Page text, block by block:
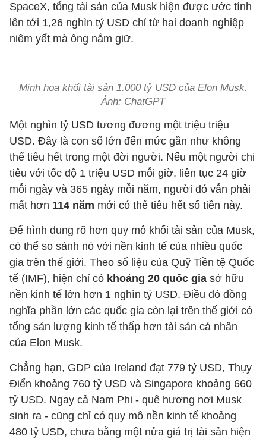
SpaceX, tổng tài sản của Musk hiện được ước tính
lên tới 1,26 nghìn tỷ USD chỉ từ hai doanh nghiệp
niêm yết mà ông nắm giữ.
Minh họa khối tài sản 1.000 tỷ USD của Elon Musk.
Ảnh: ChatGPT
Một nghìn tỷ USD tương đương một triệu triệu
USD. Đây là con số lớn đến mức gần như không
thể tiêu hết trong một đời người. Nếu một người chi
tiêu với tốc độ 1 triệu USD mỗi giờ, liên tục 24 giờ
mỗi ngày và 365 ngày mỗi năm, người đó vẫn phải
mất hơn 114 năm mới có thể tiêu hết số tiền này.
Để hình dung rõ hơn quy mô khối tài sản của Musk,
có thể so sánh nó với nền kinh tế của nhiều quốc
gia trên thế giới. Theo số liệu của Quỹ Tiền tệ Quốc
tế (IMF), hiện chỉ có khoảng 20 quốc gia sở hữu
nền kinh tế lớn hơn 1 nghìn tỷ USD. Điều đó đồng
nghĩa phần lớn các quốc gia còn lại trên thế giới có
tổng sản lượng kinh tế thấp hơn tài sản cá nhân
của Elon Musk.
Chẳng hạn, GDP của Ireland đạt 779 tỷ USD, Thụy
Điển khoảng 760 tỷ USD và Singapore khoảng 660
tỷ USD. Ngay cả Nam Phi - quê hương nơi Musk
sinh ra - cũng chỉ có quy mô nền kinh tế khoảng
480 tỷ USD, chưa bằng một nửa giá trị tài sản hiện